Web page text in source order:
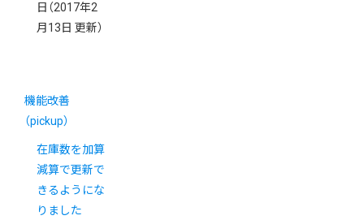
日 （2017年2
月13日 更新）
機能改善
（pickup）
在庫数を加算
減算で更新で
きるようにな
りました